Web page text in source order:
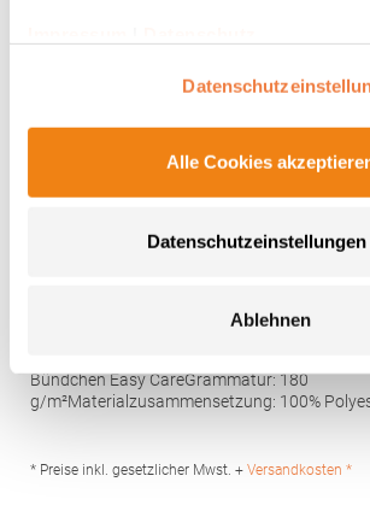
Alle Cookies
Datenschutzeinstellungen
Ablehnen
g/m²Materialzusammensetzung: 50%
BaumwolleAngaben zur Produktsicherheit:
Bündchen Easy CareGrammatur: 180
g/m²Materialzusammensetzung: 100%
Kingsfordweg 151 1043GR Amsterdam
marketing@henbury.com
* Preise inkl. gesetzlicher Mwst. + Versandkosten *